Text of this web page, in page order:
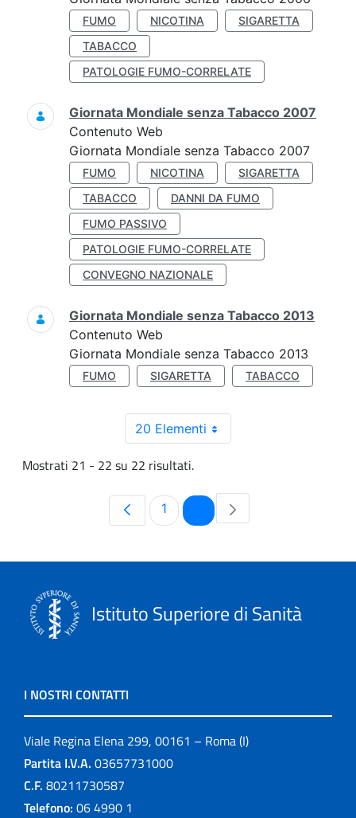
FUMO NICOTINA
SIGARETTA
TABACCO
PATOLOGIE FUMO-CORRELATE
Giornata Mondiale senza Tabacco 2007
Contenuto Web
Giornata Mondiale senza Tabacco 2007
FUMO NICOTINA
SIGARETTA
TABACCO
DANNI DA FUMO
FUMO PASSIVO
PATOLOGIE FUMO-CORRELATE
CONVEGNO NAZIONALE
Giornata Mondiale senza Tabacco 2013
Contenuto Web
Giornata Mondiale senza Tabacco 2013
FUMO SIGARETTA TABACCO
20 Elementi
Mostrati 21 - 22 su 22 risultati.
Pagina
1 Pagina
Istituto Superiore di Sanità
I NOSTRI CONTATTI
Viale Regina Elena 299, 00161 – Roma (I)
Partita I.V.A. 03657731000
C.F. 80211730587
Telefono: 06 4990 1